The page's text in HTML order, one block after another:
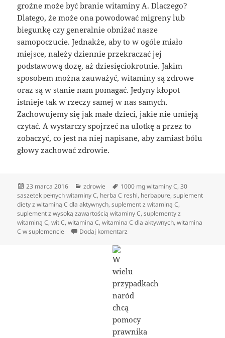
groźne może być branie witaminy A. Dlaczego?
Dlatego, że może ona powodować migreny lub
biegunkę czy generalnie obniżać nasze
samopoczucie. Jednakże, aby to w ogóle miało
miejsce, należy dziennie przekraczać jej
podstawową dozę, aż dziesięciokrotnie. Jakim
sposobem można zauważyć, witaminy są zdrowe
oraz są w stanie nam pomagać. Jedyny kłopot
istnieje tak w rzeczy samej w nas samych.
Zachowujemy się jak małe dzieci, jakie nie umieją
czytać. A wystarczy spojrzeć na ulotkę a przez to
zobaczyć, co jest na niej napisane, aby zamiast bólu
głowy zachować zdrowie.
Data
publikacji
23 marca 2016 Kategorie
zdrowie Tagi
1000 mg witaminy C,30
saszetek pełnych witaminy C, herba C reshi, herbapure,suplement
diety z witaminą C dla aktywnych,suplement z witaminą C,
suplement z wysoką zawartością witaminy C,suplementy z
witaminą C,wit C,witamina C,witamina C dla aktywnych,witamina
C w suplemencie
Dodaj komentarz